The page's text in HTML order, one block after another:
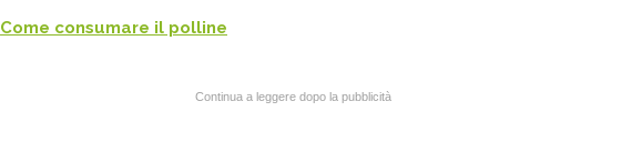
Come consumare il polline
Continua a leggere dopo la pubblicità